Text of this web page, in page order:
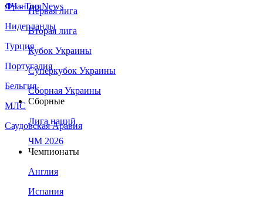
Франция
Нидерланды
Турция
Португалия
Бельгия
МЛС
Саудовская Аравия
ЛЧ - Top News
Первая лига
Вторая лига
Кубок Украины
Суперкубок Украины
Сборная Украины
Сборные
Лига наций
ЧМ 2026
Чемпионаты
Англия
Испания